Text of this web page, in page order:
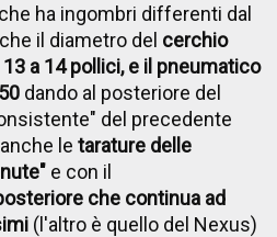
ha ingombri differenti dal
il diametro del cerchio
a 14 pollici, e il pneumatico
dando al posteriore del
del precedente
letarature delle
e con il
che continua ad
(l'altro è quello del Nexus)